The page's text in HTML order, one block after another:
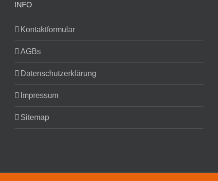
INFO
Kontaktformular
AGBs
Datenschutzerklärung
Impressum
Sitemap